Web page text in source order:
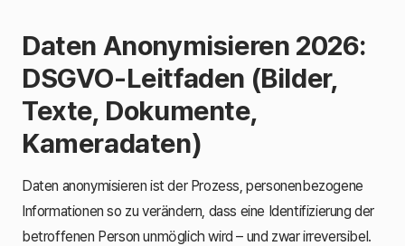
Daten Anonymisieren 2026:
DSGVO-Leitfaden (Bilder,
Texte, Dokumente,
Kameradaten)
Daten anonymisieren ist der Prozess, personenbezogene
Informationen so zu verändern, dass eine Identifizierung der
betroffenen Person unmöglich wird – und zwar irreversibel.